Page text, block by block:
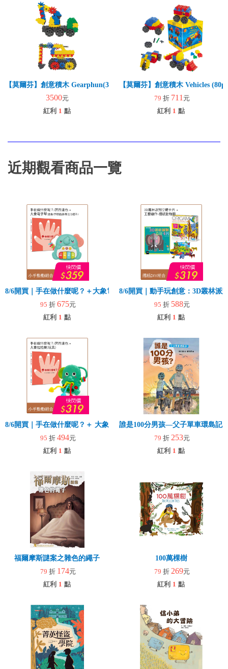
【莫爾芬】創意積木 Gearphun(324pcs) (交通工具)
3500元
紅利 1 點
【莫爾芬】創意積木 Vehicles
79 折 711 元
紅利 1 點
近期觀看商品一覽
8/6開買｜手在做什麼呢？＋大象電子琴
95 折 675元
紅利 1 點
8/6開買｜動手玩創意：3D叢林派
95 折 588元
紅利 1 點
8/6開買｜手在做什麼呢？＋ 大象拉拉樂(玩具)
95 折 494元
紅利 1 點
誰是100分男孩—父子單車環島記
79 折 253元
紅利 1 點
福爾摩斯謎案之雜色的繩子
79 折 174元
紅利 1 點
100萬棵樹
79 折 269元
紅利 1 點